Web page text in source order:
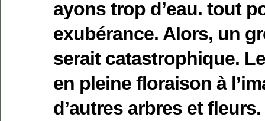
ayons trop d’eau. tout
exubérance. Alors, un
serait catastrophique.
en pleine floraison à
d’autres arbres et fleurs.